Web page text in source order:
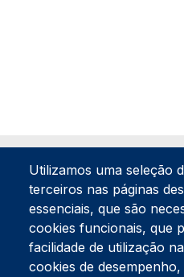
Tel:234 390 100Fax:234 390
Utilizamos uma seleção
terceiros nas páginas
essenciais, que são
cookies funcionais, que
facilidade de utilização
cookies de